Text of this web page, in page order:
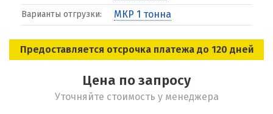
Варианты отгрузки: МКР 1 тонна
Предоставляется отсрочка платежа до 120 дней
Цена по запросу
Уточняйте стоимость у менеджера